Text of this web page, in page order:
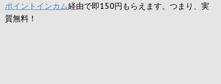
ポイントインカム経由で即150円もらえます。つまり、実
質無料！